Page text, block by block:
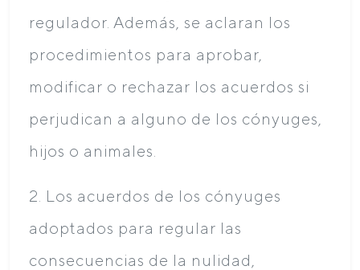
regulador. Además, se aclaran los
procedimientos para aprobar,
modificar o rechazar los acuerdos si
perjudican a alguno de los cónyuges,
hijos o animales.
2. Los acuerdos de los cónyuges
adoptados para regular las
consecuencias de la nulidad,